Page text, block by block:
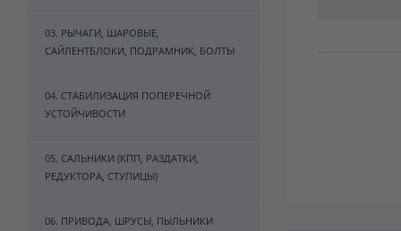
03. РЫЧАГИ, ШАРОВЫЕ,
САЙЛЕНТБЛОКИ, ПОДРАМНИК, БОЛТЫ
04. СТАБИЛИЗАЦИЯ ПОПЕРЕЧНОЙ
УСТОЙЧИВОСТИ
05. САЛЬНИКИ (КПП, РАЗДАТКИ,
РЕДУКТОРА, СТУПИЦЫ)
06. ПРИВОДА, ШРУСЫ, ПЫЛЬНИКИ